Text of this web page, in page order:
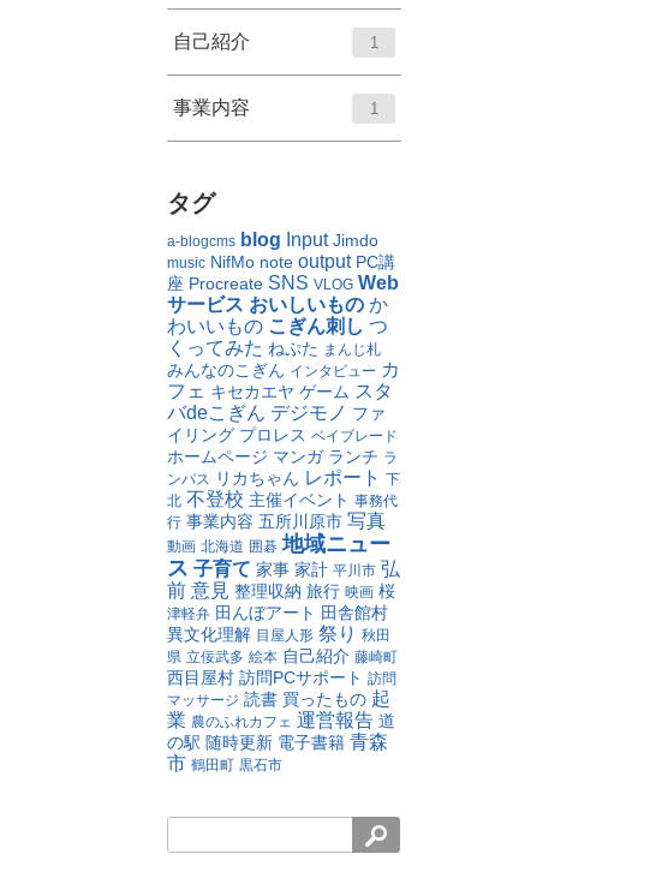
自己紹介 1
事業内容 1
タグ
a-blogcms blog Input Jimdo
music NifMo note output PC講
座 Procreate SNS VLOG Web
サービス おいしいもの か
わいいもの こぎん刺し つ
くってみた ねぷた まんじ札
みんなのこぎん インタビュー カ
フェ キセカエヤ ゲーム スタ
バdeこぎん デジモノ ファ
イリング プロレス ベイブレード
ホームページ マンガ ランチ ラ
ンパス リカちゃん レポート 下
北 不登校 主催イベント 事務代
行 事業内容 五所川原市 写真
動画 北海道 囲碁 地域ニュー
ス 子育て 家事 家計 平川市 弘
前 意見 整理収納 旅行 映画 桜
津軽弁 田んぼアート 田舎館村
異文化理解 目屋人形 祭り 秋田
県 立佞武多 絵本 自己紹介 藤崎町
西目屋村 訪問PCサポート 訪問
マッサージ 読書 買ったもの 起
業 農のふれカフェ 運営報告 道
の駅 随時更新 電子書籍 青森
市 鶴田町 黒石市